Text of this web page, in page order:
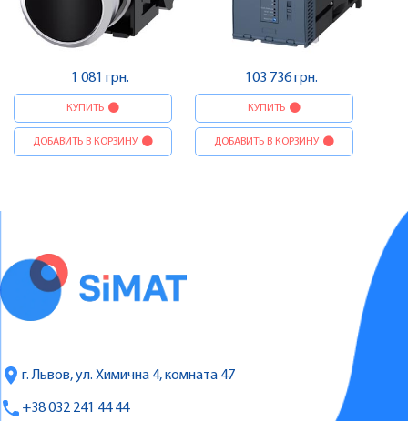
1 081 грн.
КУПИТЬ
ДОБАВИТЬ В КОРЗИНУ
103 736 грн.
КУПИТЬ
ДОБАВИТЬ В КОРЗИНУ
г. Львов, ул. Химична 4, комната 47
+38 032 241 44 44